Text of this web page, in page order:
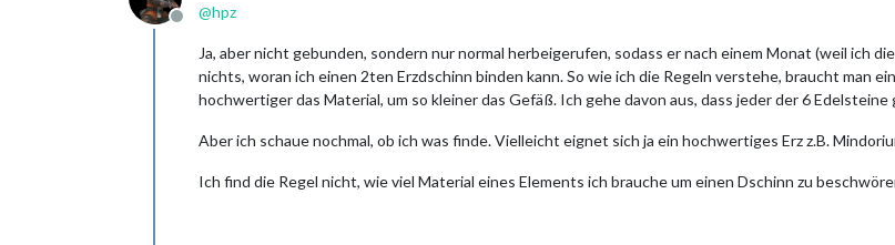
Offline
@hpz
Ja, aber nicht gebunden, sondern nur normal herbeigerufen, sodass er nach einem Monat (weil ich
nichts, woran ich einen 2ten Erzdschinn binden kann. So wie ich die Regeln verstehe, braucht man
hochwertiger das Material, um so kleiner das Gefäß. Ich gehe davon aus, dass jeder der 6
Aber ich schaue nochmal, ob ich was finde. Vielleicht eignet sich ja ein hochwertiges Erz z.B.
Ich find die Regel nicht, wie viel Material eines Elements ich brauche um einen Dschinn zu